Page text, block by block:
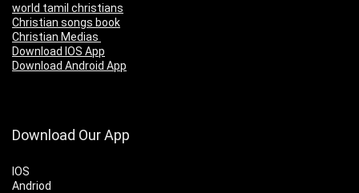
world tamil christians
Christian songs book
Christian Medias
Download IOS App
Download Android App
Download Our App
IOS
Andriod